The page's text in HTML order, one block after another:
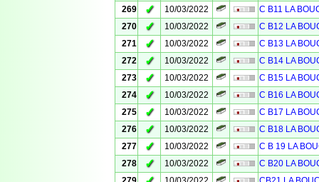
269
✓ 10/03/2022
C B11 LA
270
✓ 10/03/2022
C B12 LA
271
✓ 10/03/2022
C B13 LA
272
✓ 10/03/2022
C B14 LA
273
✓ 10/03/2022
C B15 LA
274
✓ 10/03/2022
C B16 LA
275
✓ 10/03/2022
C B17 LA
276
✓ 10/03/2022
C B18 LA
277
✓ 10/03/2022
C B 19 LA
278
✓ 10/03/2022
C B20 LA